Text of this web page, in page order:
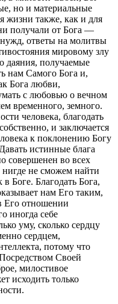
но и материальные
жизни также, как и для
получали от Бога —
ответы на молитвы
мировому злу
даяния, получаемые
нам Самого Бога и,
Бога любви,
с любовью о вечном
временного, земного.
человека, благодать
и заключается
к поклонению Богу
истинные блага
совершенен во всех
не сможем найти
Боге. Благодать Бога,
нам Его таким,
Его отношении
иногда себе
уму, сколько сердцу
сердцем,
потому что
Своей
милостивое
исходить только